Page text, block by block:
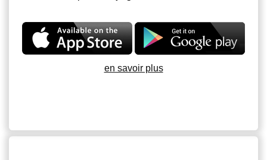
en savoir plus